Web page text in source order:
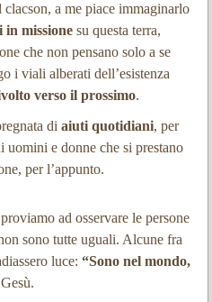
a me piace immaginarlo
in missionesu questa terra,
che non pensano solo a se
i viali alberati dell’esistenza
verso il prossimo.
di aiuti quotidiani, per
e donne che si prestano
per l’appunto.
ad osservare le persone
sono tutte uguali. Alcune fra
luce: “Sono nel mondo,